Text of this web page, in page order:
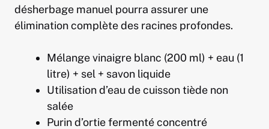
désherbage manuel pourra assurer une
élimination complète des racines profondes.
Mélange vinaigre blanc (200 ml) + eau (1
litre) + sel + savon liquide
Utilisation d’eau de cuisson tiède non
salée
Purin d’ortie fermenté concentré